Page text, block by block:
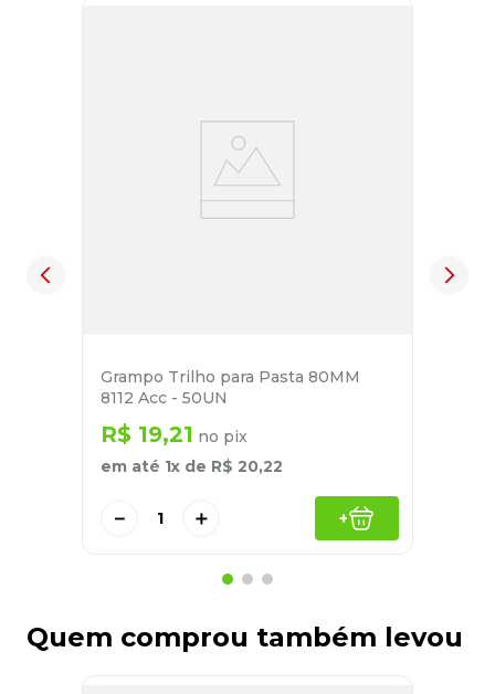
Grampo Trilho para Pasta 80MM
8112 Acc - 50UN
R$ 19,21 no pix
em até 1x de R$ 20,22
＋
－ +
Quem comprou também levou